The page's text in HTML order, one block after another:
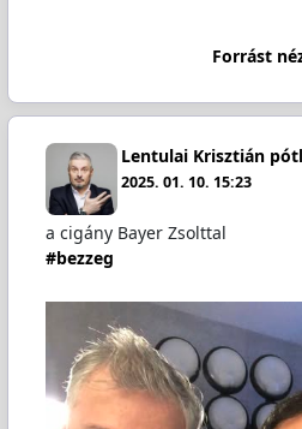
Forrást
Lentulai Krisztián
2025. 01. 10. 15:23
a cigány Bayer Zsolttal
#bezzeg